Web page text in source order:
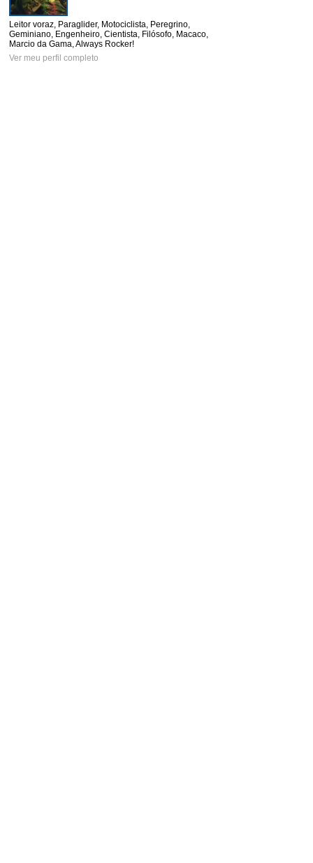
Leitor voraz, Paraglider, Motociclista, Peregrino,
Geminiano, Engenheiro, Cientista, Filósofo, Macaco,
Marcio da Gama, Always Rocker!
Ver meu perfil completo